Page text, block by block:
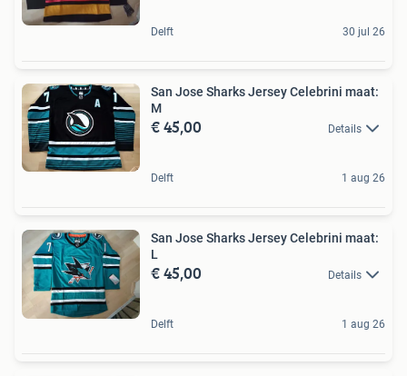
Delft 30 jul 26
San Jose Sharks Jersey Celebrini maat:
M
€ 45,00 Details
Delft 1 aug 26
San Jose Sharks Jersey Celebrini maat:
L
€ 45,00 Details
Delft 1 aug 26